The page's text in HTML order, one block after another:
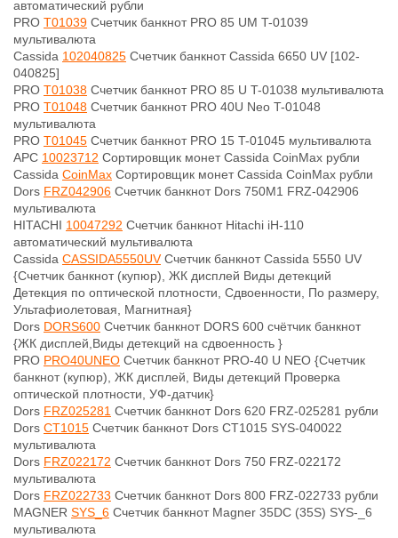
автоматический рубли
PRO T01039 Счетчик банкнот PRO 85 UM T-01039
мультивалюта
Cassida 102040825 Счетчик банкнот Cassida 6650 UV [102-
040825]
PRO T01038 Счетчик банкнот PRO 85 U T-01038 мультивалюта
PRO T01048 Счетчик банкнот PRO 40U Neo T-01048
мультивалюта
PRO T01045 Счетчик банкнот PRO 15 T-01045 мультивалюта
APC 10023712 Сортировщик монет Cassida CoinMax рубли
Cassida CoinMax Сортировщик монет Cassida CoinMax рубли
Dors FRZ042906 Счетчик банкнот Dors 750M1 FRZ-042906
мультивалюта
HITACHI 10047292 Счетчик банкнот Hitachi iH-110
автоматический мультивалюта
Cassida CASSIDA5550UVСчетчик банкнот Cassida 5550 UV
{Счетчик банкнот (купюр), ЖК дисплей Виды детекций
Детекция по оптической плотности, Сдвоенности, По размеру,
Ультафиолетовая, Магнитная}
Dors DORS600 Счетчик банкнот DORS 600 счётчик банкнот
{ЖК дисплей,Виды детекций на сдвоенность }
PRO PRO40UNEO Счетчик банкнот PRO-40 U NEO {Счетчик
банкнот (купюр), ЖК дисплей, Виды детекций Проверка
оптической плотности, УФ-датчик}
Dors FRZ025281 Счетчик банкнот Dors 620 FRZ-025281 рубли
Dors CT1015 Счетчик банкнот Dors CT1015 SYS-040022
мультивалюта
Dors FRZ022172 Счетчик банкнот Dors 750 FRZ-022172
мультивалюта
Dors FRZ022733 Счетчик банкнот Dors 800 FRZ-022733 рубли
MAGNER SYS_6 Счетчик банкнот Magner 35DC (35S) SYS-_6
мультивалюта